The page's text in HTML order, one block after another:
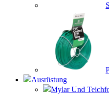
Ausrüstung
Mylar Und